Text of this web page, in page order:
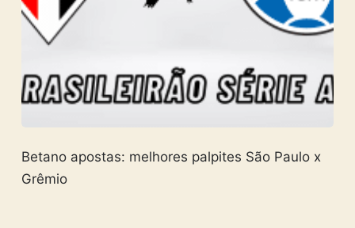
Betano apostas: melhores palpites São Paulo x
Grêmio